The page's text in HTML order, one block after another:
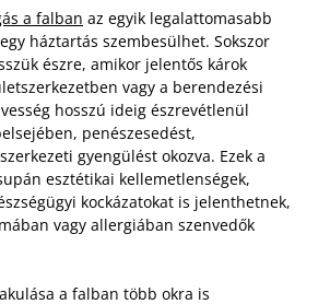
a falban az egyik legalattomasabb
háztartás szembesülhet. Sokszor
észre, amikor jelentős károk
vagy a berendezési
hosszú ideig észrevétlenül
penészesedést,
gyengülést okozva. Ezek a
esztétikai kellemetlenségek,
kockázatokat is jelenthetnek,
vagy allergiában szenvedők
a falban több okra is